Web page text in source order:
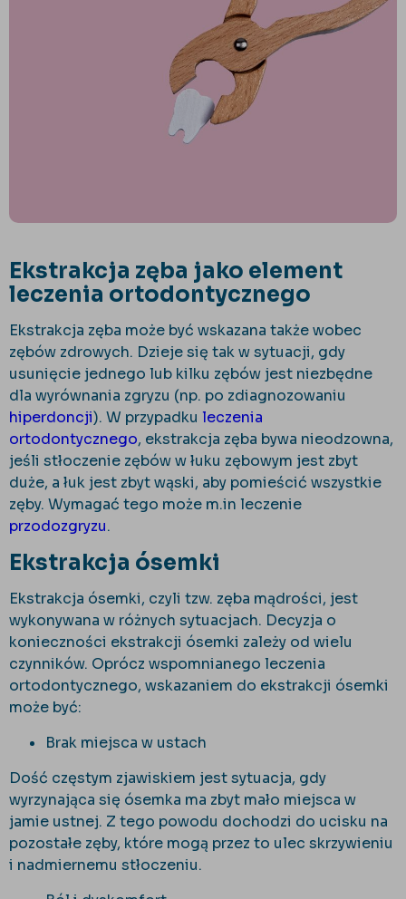
Ekstrakcja zęba jako element
leczenia ortodontycznego
Ekstrakcja zęba może być wskazana także wobec
zębów zdrowych. Dzieje się tak w sytuacji, gdy
usunięcie jednego lub kilku zębów jest niezbędne
dla wyrównania zgryzu (np. po zdiagnozowaniu
hiperdoncji). W przypadku leczenia
ortodontycznego, ekstrakcja zęba bywa nieodzowna,
jeśli stłoczenie zębów w łuku zębowym jest zbyt
duże, a łuk jest zbyt wąski, aby pomieścić wszystkie
zęby. Wymagać tego może m.in leczenie
przodozgryzu.
Ekstrakcja ósemki
Ekstrakcja ósemki, czyli tzw. zęba mądrości, jest
wykonywana w różnych sytuacjach. Decyzja o
konieczności ekstrakcji ósemki zależy od wielu
czynników. Oprócz wspomnianego leczenia
ortodontycznego, wskazaniem do ekstrakcji ósemki
może być:
Brak miejsca w ustach
Dość częstym zjawiskiem jest sytuacja, gdy
wyrzynająca się ósemka ma zbyt mało miejsca w
jamie ustnej. Z tego powodu dochodzi do ucisku na
pozostałe zęby, które mogą przez to ulec skrzywieniu
i nadmiernemu stłoczeniu.